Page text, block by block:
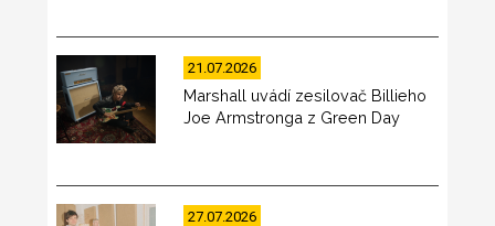
21.07.2026
Marshall uvádí zesilovač Billieho
Joe Armstronga z Green Day
27.07.2026